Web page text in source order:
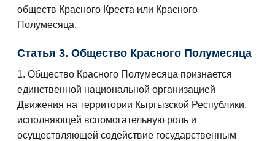
обществ Красного Креста или Красного
Полумесяца.
Статья 3. Общество Красного Полумесяца
1. Общество Красного Полумесяца признается
единственной национальной организацией
Движения на территории Кыргызской Республики,
исполняющей вспомогательную роль и
осуществляющей содействие государственным